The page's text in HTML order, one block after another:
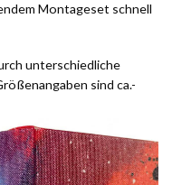
Montageset schnell
unterschiedliche
sind ca.-